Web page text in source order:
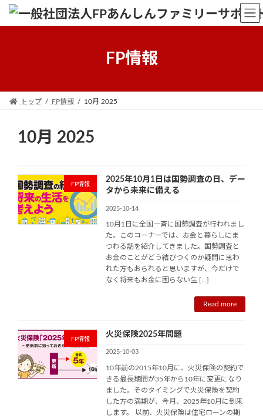
Skip
the
Skip
the
FP情報
トップ FP情報 10月 2025
10月 2025
FP情報
2025年10月1日は国勢調査の日、デー
タから未来に備える
2025-10-14
10月1日に全国一斉に国勢調査が行われまし
た。このコーナーでは、お金と暮らしにま
つわる話を紹介してきました。国勢調査と
お金のことがどう結びつくのか疑問に思わ
れた方もおられると思いますが、今だけで
なく将来もお金に困らない生 […]
Read more
FP情報
火災保険2025年問題
2025-10-03
10年前の2015年10月に、火災保険の契約で
きる最長期間が35年から10年に変更になり
ました。そのタイミングで火災保険を契約
した方の満期が、今月、2025年10月に到来
します。 以前、火災保険は住宅ローンの期